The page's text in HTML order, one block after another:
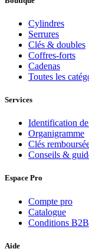
Cylindres
Serrures
Clés & doubles
Coffres-forts
Cadenas
Toutes les
Services
Identification
Organigramme
Clés
Conseils &
Espace Pro
Compte pro
Catalogue
Conditions B2B
Aide